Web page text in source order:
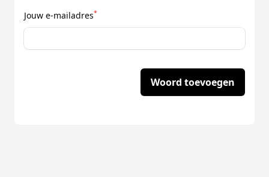
Jouw e-mailadres*
Woord toevoegen